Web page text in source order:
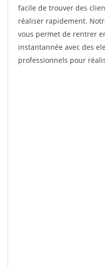
facile de trouver des
réaliser rapidement.
vous permet de rentrer
instantannée avec des
professionnels pour